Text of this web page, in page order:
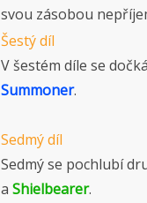
svou zásobou
Šestý díl
V šestém díle se
Summoner.
Sedmý díl
Sedmý se pochlubí
a Shielbearer.